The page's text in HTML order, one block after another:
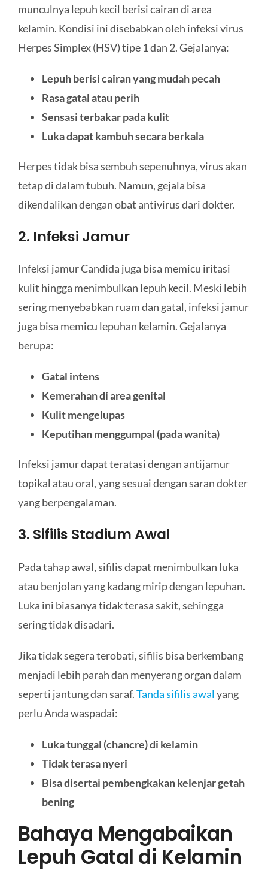
munculnya lepuh kecil berisi cairan di area
kelamin. Kondisi ini disebabkan oleh infeksi virus
Herpes Simplex (HSV) tipe 1 dan 2. Gejalanya:
Lepuh berisi cairan yang mudah pecah
Rasa gatal atau perih
Sensasi terbakar pada kulit
Luka dapat kambuh secara berkala
Herpes tidak bisa sembuh sepenuhnya, virus akan
tetap di dalam tubuh. Namun, gejala bisa
dikendalikan dengan obat antivirus dari dokter.
2. Infeksi Jamur
Infeksi jamur Candida juga bisa memicu iritasi
kulit hingga menimbulkan lepuh kecil. Meski lebih
sering menyebabkan ruam dan gatal, infeksi jamur
juga bisa memicu lepuhan kelamin. Gejalanya
berupa:
Gatal intens
Kemerahan di area genital
Kulit mengelupas
Keputihan menggumpal (pada wanita)
Infeksi jamur dapat teratasi dengan antijamur
topikal atau oral, yang sesuai dengan saran dokter
yang berpengalaman.
3. Sifilis Stadium Awal
Pada tahap awal, sifilis dapat menimbulkan luka
atau benjolan yang kadang mirip dengan lepuhan.
Luka ini biasanya tidak terasa sakit, sehingga
sering tidak disadari.
Jika tidak segera terobati, sifilis bisa berkembang
menjadi lebih parah dan menyerang organ dalam
seperti jantung dan saraf.Tanda sifilis awalyang
perlu Anda waspadai:
Luka tunggal (chancre) di kelamin
Tidak terasa nyeri
Bisa disertai pembengkakan kelenjar getah
bening
Bahaya Mengabaikan
Lepuh Gatal di Kelamin